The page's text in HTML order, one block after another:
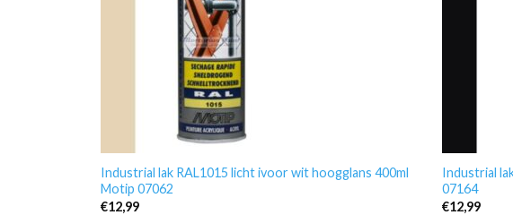
Industrial lak RAL1015 licht ivoor wit hoogglans 400ml
Motip 07062
€12,99
Industrial
07164
€12,99